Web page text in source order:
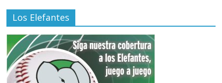
Los Elefantes